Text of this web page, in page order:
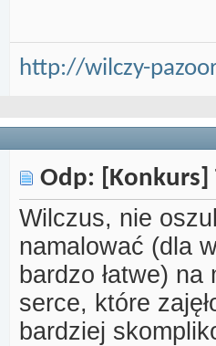
http://wilczy-
Odp: [Konkurs]
Wilczus, nie
namalować (dla
bardzo łatwe) na
serce, które
bardziej